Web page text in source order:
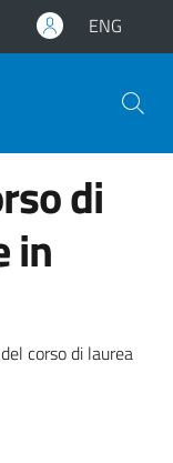
ENG
di
in
corso di laurea